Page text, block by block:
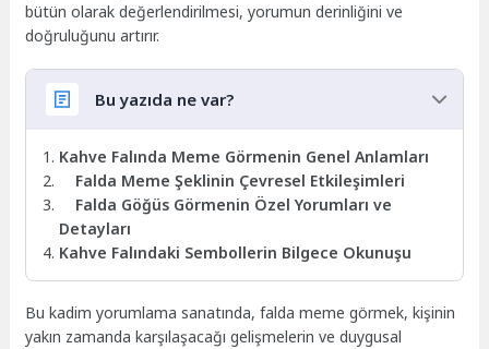
bütün olarak değerlendirilmesi, yorumun derinliğini ve
doğruluğunu artırır.
Bu yazıda ne var?
Kahve Falında Meme Görmenin Genel Anlamları
Falda Meme Şeklinin Çevresel Etkileşimleri
Falda Göğüs Görmenin Özel Yorumları ve
Detayları
Kahve Falındaki Sembollerin Bilgece Okunuşu
Bu kadim yorumlama sanatında, falda meme görmek, kişinin
yakın zamanda karşılaşacağı gelişmelerin ve duygusal